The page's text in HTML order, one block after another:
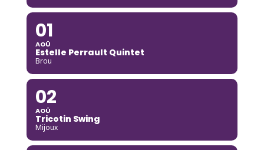
01
AOÛ
Estelle Perrault Quintet
Brou
02
AOÛ
Tricotin Swing
Mijoux